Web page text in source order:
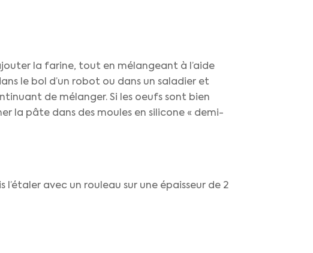
la farine, tout en mélangeant à l’aide
le bol d’un robot ou dans un saladier et
de mélanger. Si les oeufs sont bien
la pâte dans des moules en silicone « demi-
avec un rouleau sur une épaisseur de 2